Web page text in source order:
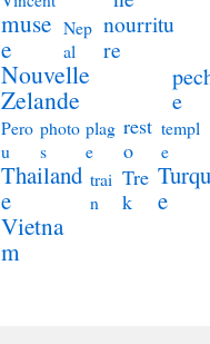
muse
e
Nep
al
nourritu
re
Nouvelle
Zelande
e
Pero
u
photo
s
plag
e
rest
o
templ
e
Thailand
e
trai
n
Tre
k
e
Vietna
m